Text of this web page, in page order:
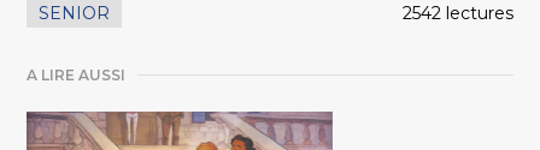
SENIOR 2542 lectures
A LIRE AUSSI